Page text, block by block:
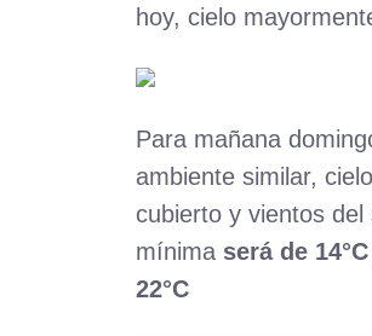
hoy, cielo
Para mañana
ambiente similar,
cubierto y vientos
mínima será de
22°C